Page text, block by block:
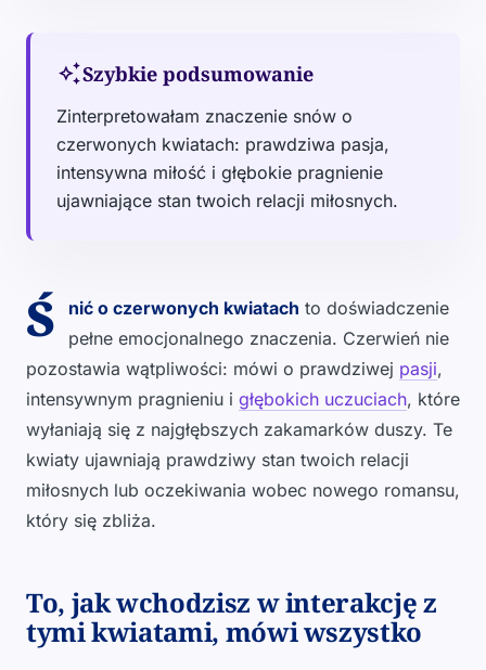
auto_awesomeSzybkie podsumowanie
Zinterpretowałam znaczenie snów o
czerwonych kwiatach: prawdziwa pasja,
intensywna miłość i głębokie pragnienie
ujawniające stan twoich relacji miłosnych.
Ś nić o czerwonych kwiatach to doświadczenie
pełne emocjonalnego znaczenia. Czerwień nie
pozostawia wątpliwości: mówi o prawdziwej pasji,
intensywnym pragnieniu i głębokich uczuciach, które
wyłaniają się z najgłębszych zakamarków duszy. Te
kwiaty ujawniają prawdziwy stan twoich relacji
miłosnych lub oczekiwania wobec nowego romansu,
który się zbliża.
To, jak wchodzisz w interakcję z
tymi kwiatami, mówi wszystko